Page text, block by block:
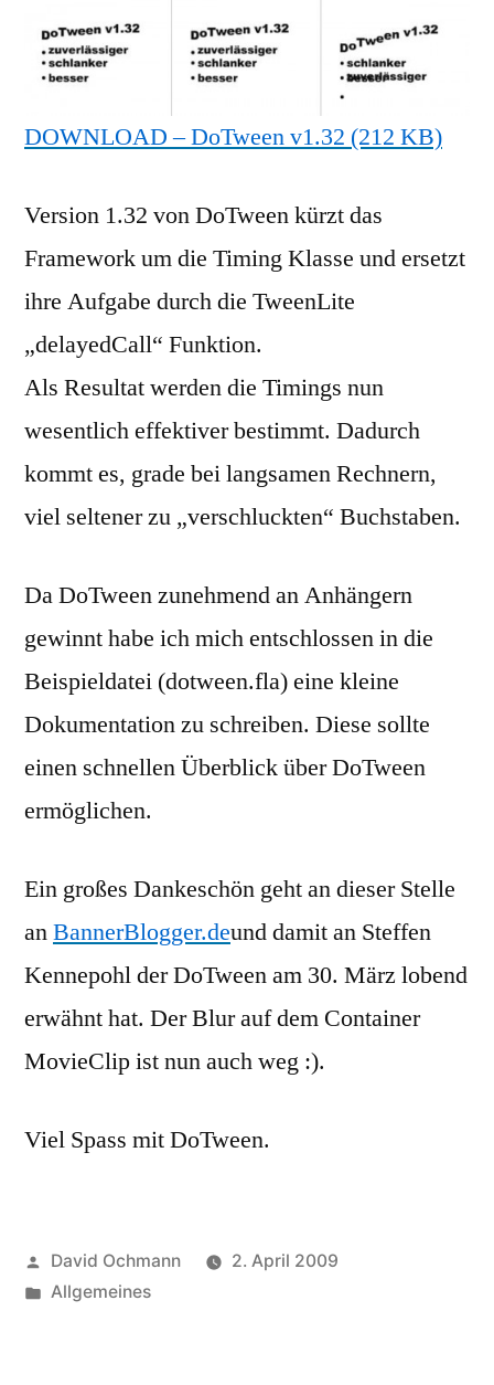
DOWNLOAD – DoTween v1.32 (212 KB)
Version 1.32 von DoTween kürzt das
Framework um die Timing Klasse und ersetzt
ihre Aufgabe durch die TweenLite
„delayedCall“ Funktion.
Als Resultat werden die Timings nun
wesentlich effektiver bestimmt. Dadurch
kommt es, grade bei langsamen Rechnern,
viel seltener zu „verschluckten“ Buchstaben.
Da DoTween zunehmend an Anhängern
gewinnt habe ich mich entschlossen in die
Beispieldatei (dotween.fla) eine kleine
Dokumentation zu schreiben. Diese sollte
einen schnellen Überblick über DoTween
ermöglichen.
Ein großes Dankeschön geht an dieser Stelle
anBannerBlogger.deund damit an Steffen
Kennepohl der DoTween am 30. März lobend
erwähnt hat. Der Blur auf dem Container
MovieClip ist nun auch weg :).
Viel Spass mit DoTween.
Posted
by
David Ochmann
2. April 2009
Posted
Allgemeines